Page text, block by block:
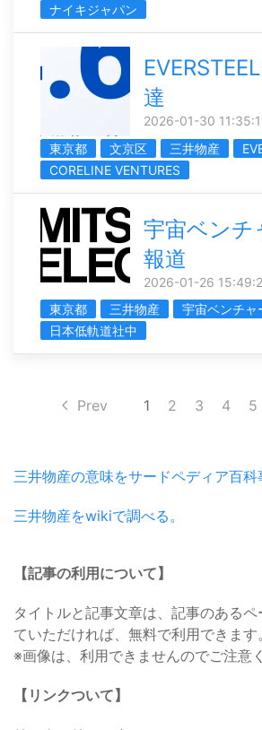
ナイキジャパン
達
2026-01-30
東京都
文京区 三井物産
CORELINE VENTURES
宇宙ベンチ
報道
2026-01-26
東京都
三井物産
宇宙ベンチャ
日本低軌道社中
Prev 1 2 3 4 5
三井物産の意味をサードペディア百科
三井物産をwikiで調べる。
【記事の利用について】
タイトルと記事文章は、記事のある
ていただければ、無料で利用できます。
※画像は、利用できませんのでご注意
【リンクついて】